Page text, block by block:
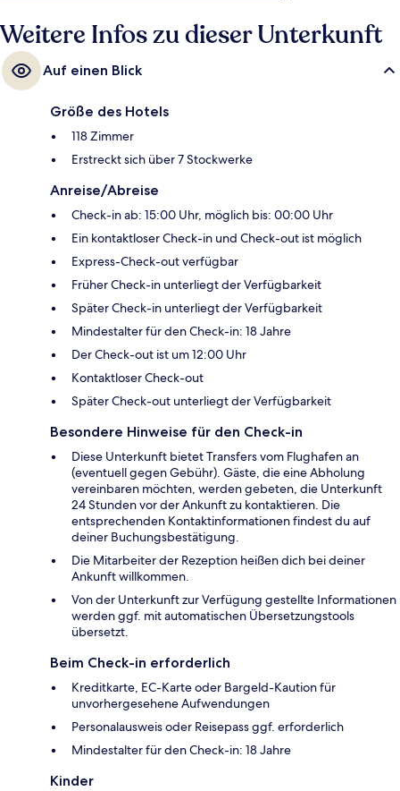
Weitere Infos zu dieser Unterkunft
Auf einen Blick
Größe des Hotels
118 Zimmer
Erstreckt sich über 7 Stockwerke
Anreise/Abreise
Check-in ab: 15:00 Uhr, möglich bis: 00:00 Uhr
Ein kontaktloser Check-in und Check-out ist möglich
Express-Check-out verfügbar
Früher Check-in unterliegt der Verfügbarkeit
Später Check-in unterliegt der Verfügbarkeit
Mindestalter für den Check-in: 18 Jahre
Der Check-out ist um 12:00 Uhr
Kontaktloser Check-out
Später Check-out unterliegt der Verfügbarkeit
Besondere Hinweise für den Check-in
Diese Unterkunft bietet Transfers vom Flughafen an
(eventuell gegen Gebühr). Gäste, die eine Abholung
vereinbaren möchten, werden gebeten, die Unterkunft
24 Stunden vor der Ankunft zu kontaktieren. Die
entsprechenden Kontaktinformationen findest du auf
deiner Buchungsbestätigung.
Die Mitarbeiter der Rezeption heißen dich bei deiner
Ankunft willkommen.
Von der Unterkunft zur Verfügung gestellte Informationen
werden ggf. mit automatischen Übersetzungstools
übersetzt.
Beim Check-in erforderlich
Kreditkarte, EC-Karte oder Bargeld-Kaution für
unvorhergesehene Aufwendungen
Personalausweis oder Reisepass ggf. erforderlich
Mindestalter für den Check-in: 18 Jahre
Kinder